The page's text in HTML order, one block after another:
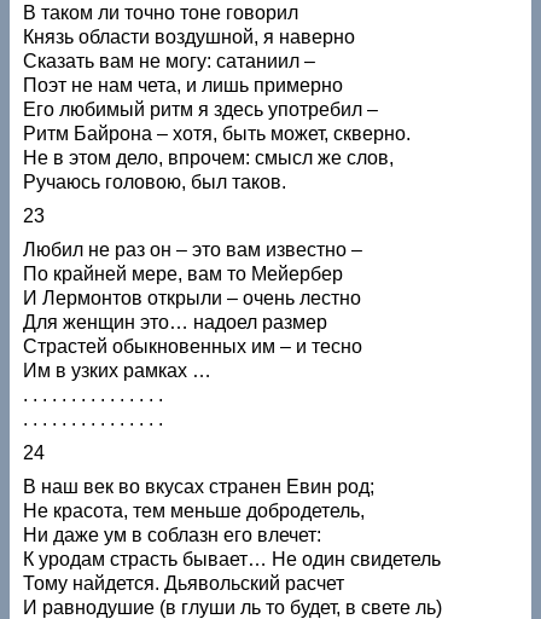
В таком ли точно тоне говорил
Князь области воздушной, я наверно
Сказать вам не могу: сатаниил –
Поэт не нам чета, и лишь примерно
Его любимый ритм я здесь употребил –
Ритм Байрона – хотя, быть может, скверно.
Не в этом дело, впрочем: смысл же слов,
Ручаюсь головою, был таков.
23
Любил не раз он – это вам известно –
По крайней мере, вам то Мейербер
И Лермонтов открыли – очень лестно
Для женщин это… надоел размер
Страстей обыкновенных им – и тесно
Им в узких рамках …
. . . . . . . . . . . . . . .
. . . . . . . . . . . . . . .
24
В наш век во вкусах странен Евин род;
Не красота, тем меньше добродетель,
Ни даже ум в соблазн его влечет:
К уродам страсть бывает… Не один свидетель
Тому найдется. Дьявольский расчет
И равнодушие (в глуши ль то будет, в свете ль)